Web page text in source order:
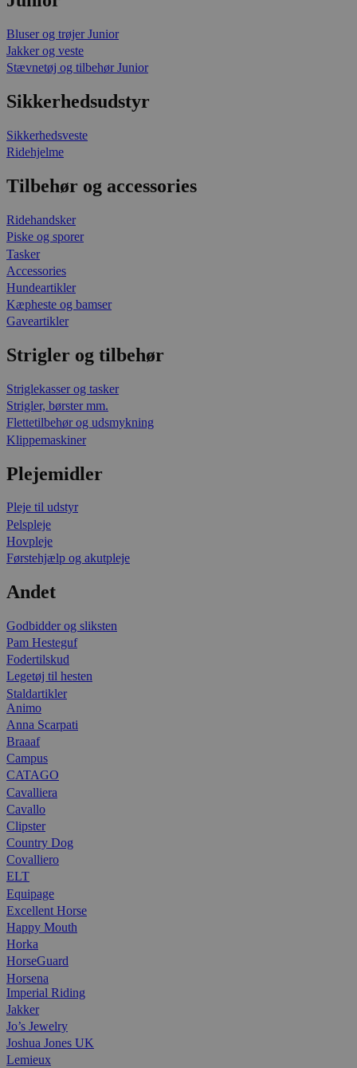
Bluser og trøjer Junior
Jakker og veste
Stævnetøj og tilbehør Junior
Sikkerhedsudstyr
Sikkerhedsveste
Ridehjelme
Tilbehør og accessories
Ridehandsker
Piske og sporer
Tasker
Accessories
Hundeartikler
Kæpheste og bamser
Gaveartikler
Strigler og tilbehør
Striglekasser og tasker
Strigler, børster mm.
Flettetilbehør og udsmykning
Klippemaskiner
Plejemidler
Pleje til udstyr
Pelspleje
Hovpleje
Førstehjælp og akutpleje
Andet
Godbidder og sliksten
Pam Hesteguf
Fodertilskud
Legetøj til hesten
Staldartikler
Animo
Anna Scarpati
Braaaf
Campus
CATAGO
Cavalliera
Cavallo
Clipster
Country Dog
Covalliero
ELT
Equipage
Excellent Horse
Happy Mouth
Horka
HorseGuard
Horsena
Imperial Riding
Jakker
Jo’s Jewelry
Joshua Jones UK
Lemieux